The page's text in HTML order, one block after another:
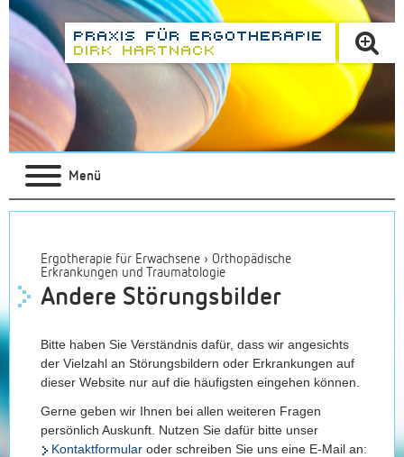
Menü
Ergotherapie für Erwachsene › Orthopädische
Erkrankungen und Traumatologie
Andere Störungsbilder
Bitte haben Sie Verständnis dafür, dass wir angesichts
der Vielzahl an Störungsbildern oder Erkrankungen auf
dieser Website nur auf die häufigsten eingehen können.
Gerne geben wir Ihnen bei allen weiteren Fragen
persönlich Auskunft. Nutzen Sie dafür bitte unser
Kontaktformular oder schreiben Sie uns eine E-Mail an: